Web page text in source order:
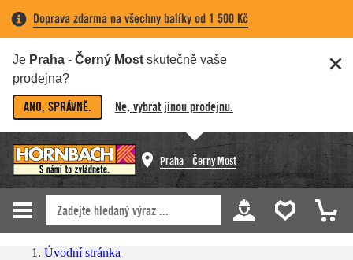
Doprava zdarma na všechny balíky od 1 500 Kč
Je Praha - Černý Most skutečně vaše
prodejna?
ANO, SPRÁVNĚ. Ne, vybrat jinou prodejnu.
Praha - Černý Most
Úvodní stránka